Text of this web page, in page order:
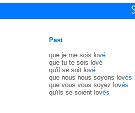
Past
que je me sois lové
que tu te sois lové
qu'il se soit lové
que nous nous soyons lovés
que vous vous soyez lovés
qu'ils se soient lovés